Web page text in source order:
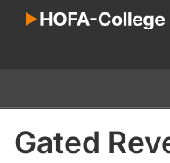
Gated